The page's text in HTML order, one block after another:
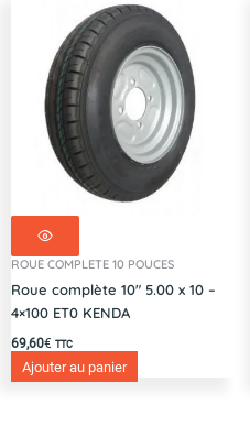
ROUE COMPLETE 10 POUCES
Roue complète 10″ 5.00 x 10 –
4×100 ET0 KENDA
69,60€ TTC
Ajouter au panier